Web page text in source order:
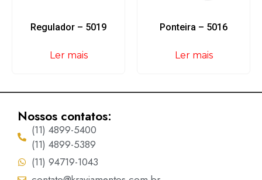
Regulador – 5019
Ler mais
Ponteira – 5016
Ler mais
Nossos contatos:
(11) 4899-5400
(11) 4899-5389
(11) 94719-1043